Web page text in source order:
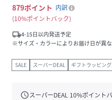
879ポイント 内訳
10%ポイントバック
local_shipping4-15日以内発送予定
※サイズ・カラーによりお届け日が異な
SALE スーパーDEAL ギフトラッピン
scheduleスーパーDEAL 10%ポイント